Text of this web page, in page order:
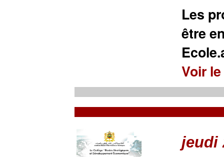
Les
être
Voir
jeudi